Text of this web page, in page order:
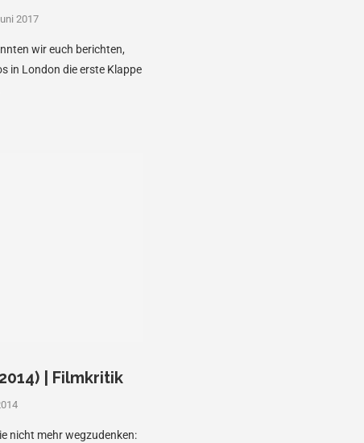
2017
wir euch berichten,
in London die erste Klappe
| Filmkritik
nicht mehr wegzudenken: